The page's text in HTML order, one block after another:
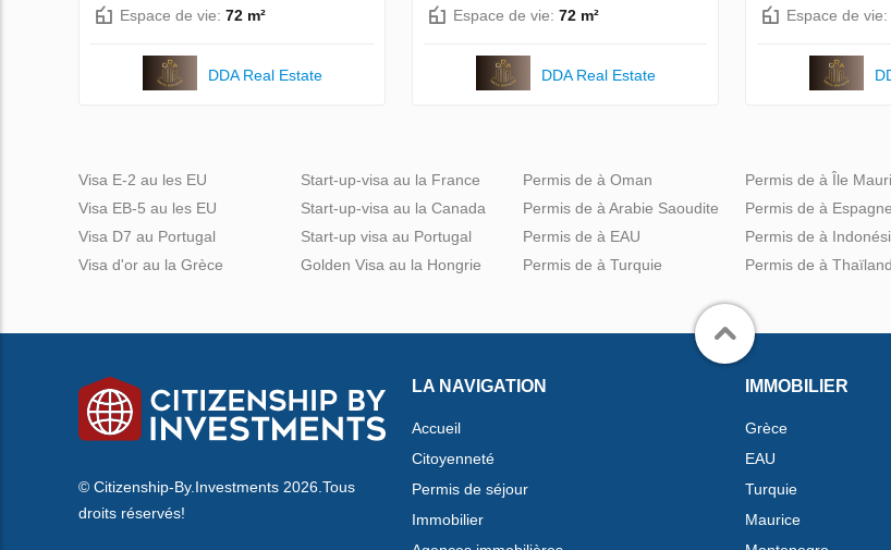
Espace de vie: 72 m²
DDA Real Estate
Espace de vie: 72 m²
DDA Real Estate
Espace de vie:
Visa E-2 au les EU
Visa EB-5 au les EU
Visa D7 au Portugal
Visa d'or au la Grèce
Start-up-visa au la France
Start-up-visa au la Canada
Start-up visa au Portugal
Golden Visa au la Hongrie
Permis de à Oman
Permis de à Arabie Saoudite
Permis de à EAU
Permis de à Turquie
Permis de à Île
Permis de à Espagne
Permis de à
Permis de à
© Citizenship-By.Investments 2026.Tous
droits réservés!
LA NAVIGATION
Accueil
Citoyenneté
Permis de séjour
Immobilier
IMMOBILIER
Grèce
EAU
Turquie
Maurice